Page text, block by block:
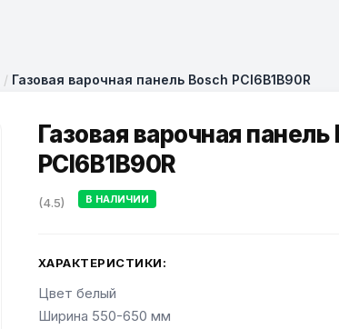
/ Газовая варочная панель Bosch PCI6B1B90R
Газовая варочная панель
PCI6B1B90R
(4.5) В НАЛИЧИИ
ХАРАКТЕРИСТИКИ:
Цвет белый
Ширина 550-650 мм